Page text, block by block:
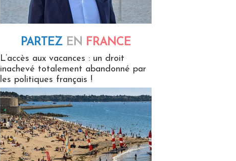
PARTEZ EN FRANCE
L’accès aux vacances : un droit
inachevé totalement abandonné par
les politiques français !